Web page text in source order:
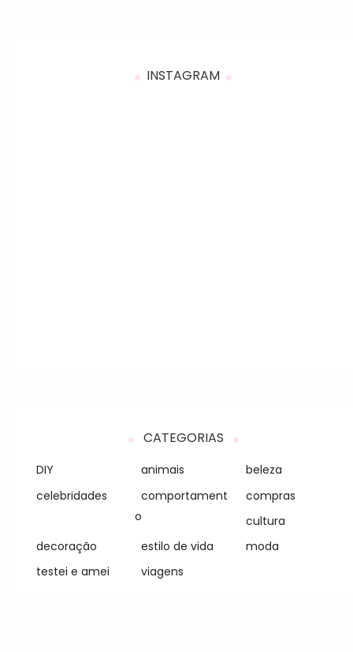
INSTAGRAM
CATEGORIAS
DIY animais
beleza
celebridades
comportament
o
compras
cultura
decoração
estilo de vida
moda
testei e amei
viagens